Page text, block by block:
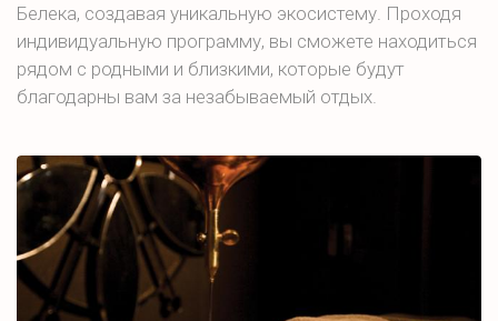
Белека, создавая уникальную экосистему. Проходя
индивидуальную программу, вы сможете находиться
рядом с родными и близкими, которые будут
благодарны вам за незабываемый отдых.